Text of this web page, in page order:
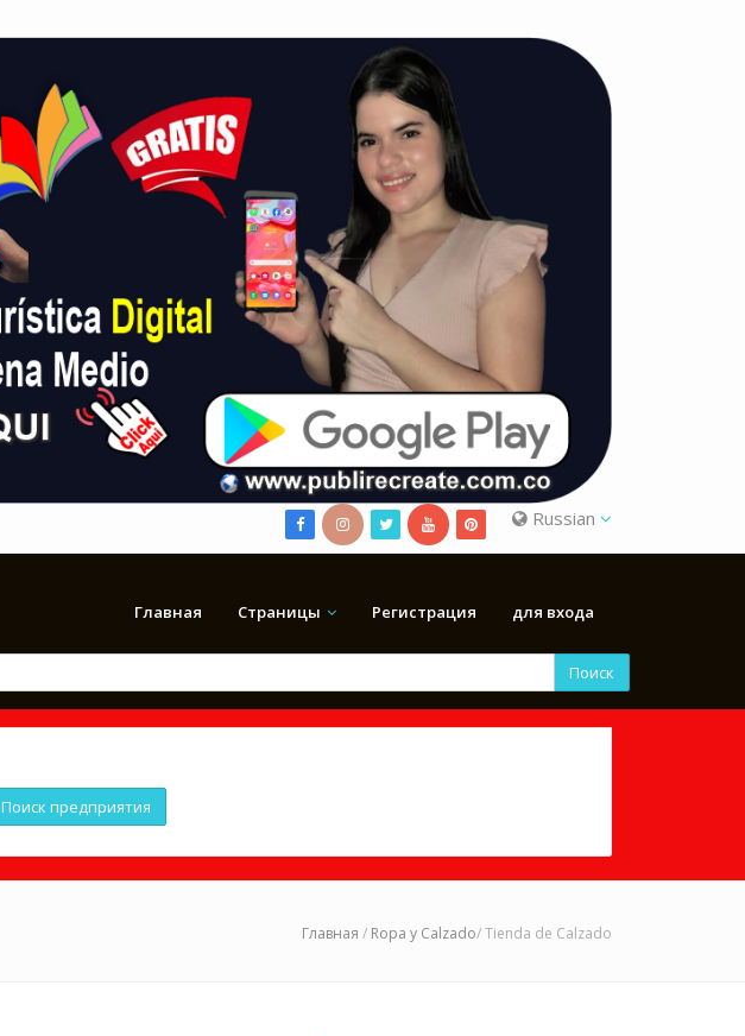
Russian
Главная Страницы Регистрация для входа
Поиск
Поиск предприятия
Главная / Ropa y Calzado/ Tienda de Calzado